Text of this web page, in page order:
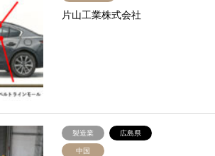
片山工業株式会社
製造業 広島県
中国